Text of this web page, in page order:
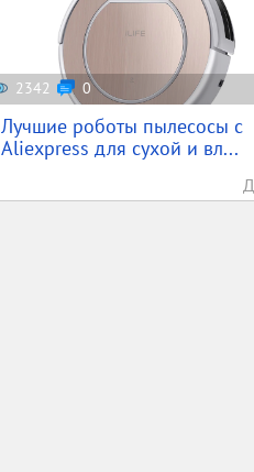
2342 0
Лучшие роботы пылесосы с
Aliexpress для сухой и вл...